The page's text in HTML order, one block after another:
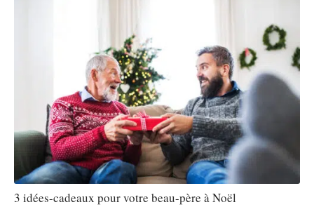
3 idées-cadeaux pour votre beau-père à Noël